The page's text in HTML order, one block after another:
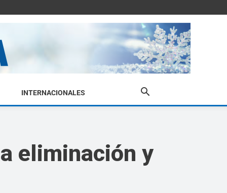
INTERNACIONALES
eliminación y